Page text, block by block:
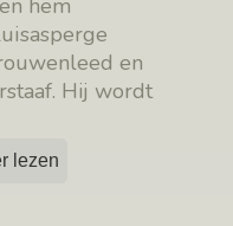
hem
en
Hij wordt
dus hij ontbreekt op de
lezen